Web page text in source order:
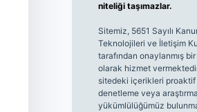
niteliği taşımazlar.
Sitemiz, 5651 Sayılı
Teknolojileri ve İletişim
tarafından onaylanmış bir
olarak hizmet
sitedeki içerikleri proaktif
denetleme veya araştırma
yükümlülüğümüz